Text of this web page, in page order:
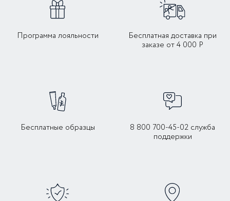
Программа лояльности
Бесплатная доставка при
заказе от 4 000 Р
Бесплатные образцы
8 800 700-45-02 служба
поддержки